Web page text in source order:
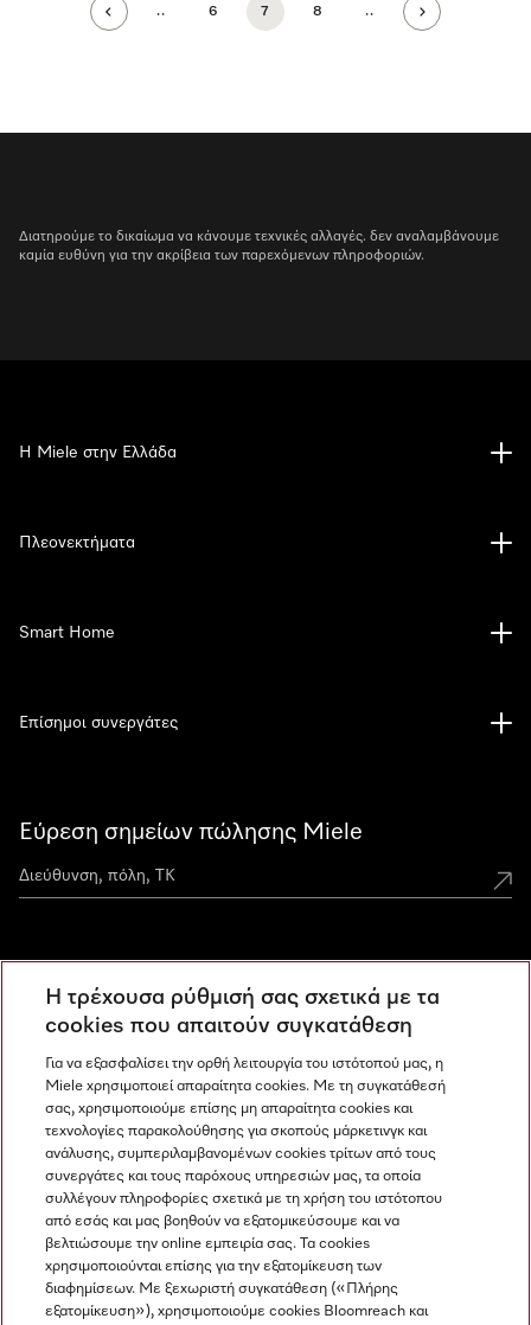
.. 6 7 8 ..
Διατηρούμε το δικαίωμα να κάνουμε τεχνικές αλλαγές. δεν αναλαμβάνουμε
καμία ευθύνη για την ακρίβεια των παρεχόμενων πληροφοριών.
Εύρεση σημείων πώλησης Miele
Ανακαλύψτε τα Miele Experience Center
Newsletter
Η Miele στην Ελλάδα
Πλεονεκτήματα
Smart Home
Επίσημοι συνεργάτες
Miele στο Instagram
Miele στο Facebook
Miele στο Youtube
Η τρέχουσα ρύθμισή σας σχετικά με τα
cookies που απαιτούν συγκατάθεση
Για να εξασφαλίσει την ορθή λειτουργία του ιστότοπού μας, η
Miele χρησιμοποιεί απαραίτητα cookies. Με τη συγκατάθεσή
σας, χρησιμοποιούμε επίσης μη απαραίτητα cookies και
τεχνολογίες παρακολούθησης για σκοπούς μάρκετινγκ και
ανάλυσης, συμπεριλαμβανομένων cookies τρίτων από τους
συνεργάτες και τους παρόχους υπηρεσιών μας, τα οποία
συλλέγουν πληροφορίες σχετικά με τη χρήση του ιστότοπου
από εσάς και μας βοηθούν να εξατομικεύσουμε και να
βελτιώσουμε την online εμπειρία σας. Τα cookies
χρησιμοποιούνται επίσης για την εξατομίκευση των
διαφημίσεων. Με ξεχωριστή συγκατάθεση («Πλήρης
εξατομίκευση»), χρησιμοποιούμε cookies Bloomreach και